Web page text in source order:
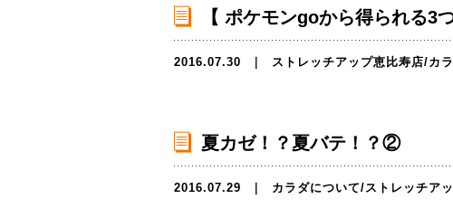
【 ポケモンgoから得られる3
2016.07.30 ストレッチアップ恵比寿店/カ
夏カゼ！？夏バテ！？②
2016.07.29 カラダについて/ストレッチア